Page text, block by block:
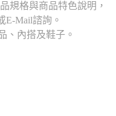
規格與商品特色說明，
E-Mail諮詢。
、內搭及鞋子。